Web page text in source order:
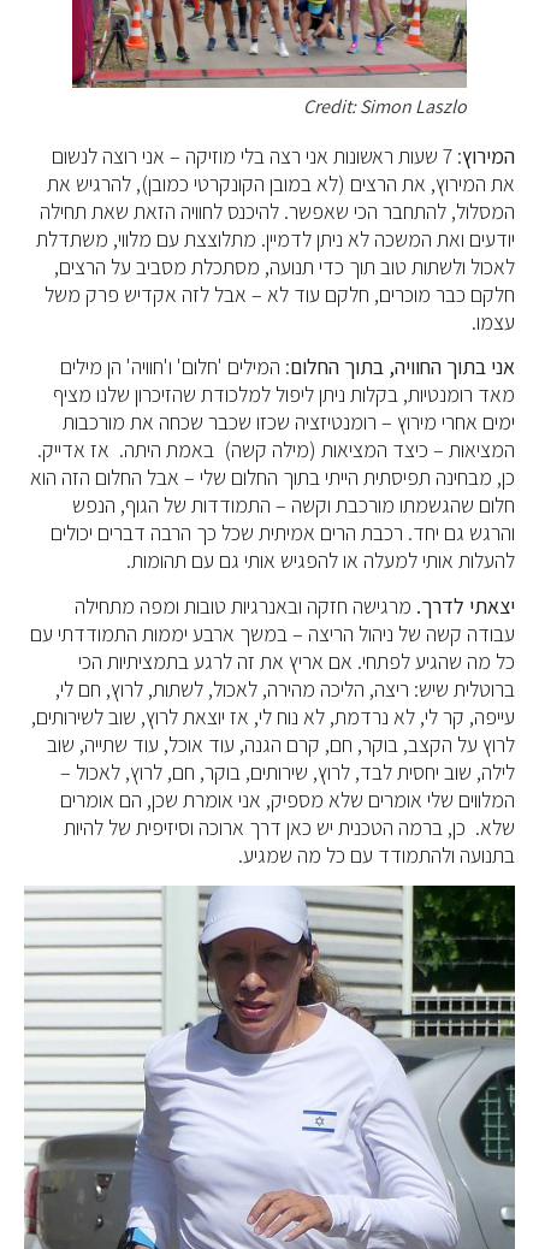
Credit: Simon Laszlo
המירוץ
: 7 שעות ראשונות אני רצה בלי מוזיקה – אני רוצה לנשום
את המירוץ, את הרצים (לא במובן הקונקרטי כמובן), להרגיש את
המסלול, להתחבר הכי שאפשר. להיכנס לחוויה הזאת שאת תחילה
יודעים ואת המשכה לא ניתן לדמיין. מתלוצצת עם מלווי, משתדלת
לאכול ולשתות טוב תוך כדי תנועה, מסתכלת מסביב על הרצים,
חלקם כבר מוכרים, חלקם עוד לא – אבל לזה אקדיש פרק משל
עצמו.
אני בתוך החוויה, בתוך החלום: המילים 'חלום' ו'חוויה' הן מילים
מאד רומנטיות, בקלות ניתן ליפול למלכודת שהזיכרון שלנו מציף
ימים אחרי מירוץ – רומנטיזציה שכזו שכבר שכחה את מורכבות
המציאות – כיצד המציאות (מילה קשה) באמת היתה. אז אדייק.
כן, מבחינה תפיסתית הייתי בתוך החלום שלי – אבל החלום הזה הוא
חלום שהגשמתו מורכבת וקשה – התמודדות של הגוף, הנפש
והרגש גם יחד. רכבת הרים אמיתית שכל כך הרבה דברים יכולים
להעלות אותי למעלה או להפגיש אותי גם עם תהומות.
יצאתי לדרך. מרגישה חזקה ובאנרגיות טובות ומפה מתחילה
עבודה קשה של ניהול הריצה – במשך ארבע יממות התמודדתי עם
כל מה שהגיע לפתחי. אם אריץ את זה לרגע בתמציתיות הכי
ברוטלית שיש: ריצה, הליכה מהירה, לאכול, לשתות, לרוץ, חם לי,
עייפה, קר לי, לא נרדמת, לא נוח לי, אז יוצאת לרוץ, שוב לשירותים,
לרוץ על הקצב, בוקר, חם, קרם הגנה, עוד אוכל, עוד שתייה, שוב
לילה, שוב יחסית לבד, לרוץ, שירותים, בוקר, חם, לרוץ, לאכול –
המלווים שלי אומרים שלא מספיק, אני אומרת שכן, הם אומרים
שלא. כן, ברמה הטכנית יש כאן דרך ארוכה וסיזיפית של להיות
בתנועה ולהתמודד עם כל מה שמגיע.